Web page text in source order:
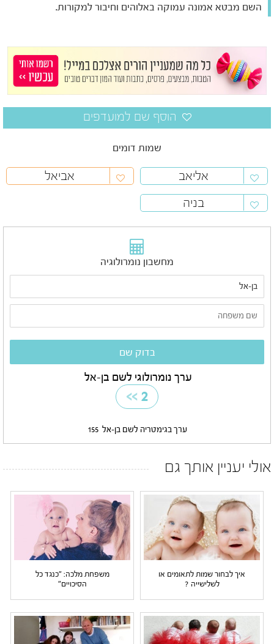
השם מבטא אמונה עמוקה באלוהים וחיבור למקורות.
שמות דומים
אליאב
אביאל
בניה
מחשבון נומרולוגיה
ערך נומרולוגי לשם בן-אל
2
>>
ערך בגימטריה לשם בן-אל 155
אולי יעניין אותך גם
איך לבחור שמות לתאומים או
לשלישייה ?
משפחת מלכה: "כנגד כל
הסיכויים"